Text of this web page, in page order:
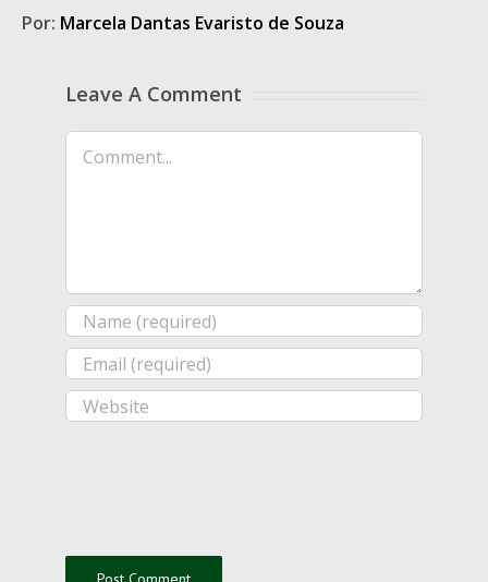
Por: Marcela Dantas Evaristo de Souza
Leave A Comment
Comment